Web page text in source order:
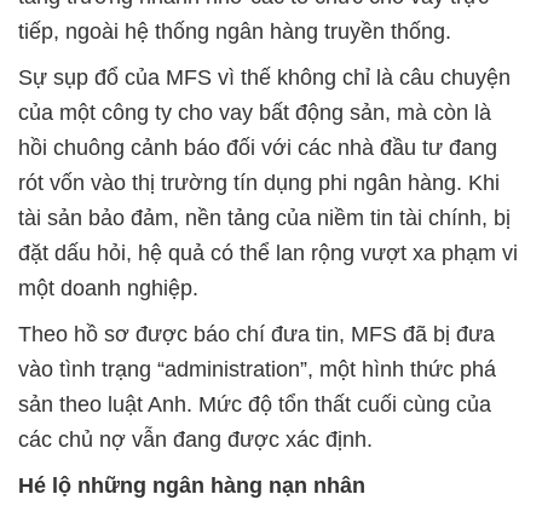
tiếp, ngoài hệ thống ngân hàng truyền thống.
Sự sụp đổ của MFS vì thế không chỉ là câu chuyện
của một công ty cho vay bất động sản, mà còn là
hồi chuông cảnh báo đối với các nhà đầu tư đang
rót vốn vào thị trường tín dụng phi ngân hàng. Khi
tài sản bảo đảm, nền tảng của niềm tin tài chính, bị
đặt dấu hỏi, hệ quả có thể lan rộng vượt xa phạm vi
một doanh nghiệp.
Theo hồ sơ được báo chí đưa tin, MFS đã bị đưa
vào tình trạng “administration”, một hình thức phá
sản theo luật Anh. Mức độ tổn thất cuối cùng của
các chủ nợ vẫn đang được xác định.
Hé lộ những ngân hàng nạn nhân